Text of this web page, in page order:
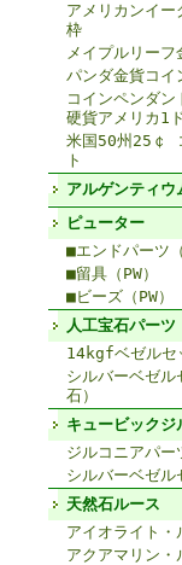
アメリカンイー
枠
メイプルリーフ
パンダ金貨コイ
コインペンダ
硬貨アメリカ1
米国50州25￠
ト
アルゲンティウ
ピューター
■エンドパーツ（
■留具（PW）
■ビーズ（PW）
人工宝石パーツ
14kgfベゼルセ
シルバーベゼル
石）
キュービックジ
ジルコニアパ
シルバーベゼル
天然石ルース
アイオライト・
アクアマリン・